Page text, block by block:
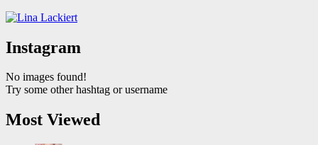
Instagram
No images found!
Try some other hashtag or username
Most Viewed